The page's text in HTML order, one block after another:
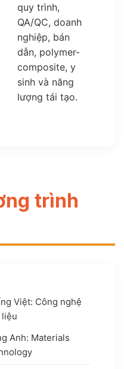
quy trình,
QA/QC, doanh
nghiệp, bán
dẫn, polymer-
composite, y
sinh và năng
lượng tái tạo.
trình
Việt: Công nghệ
liệu
Anh: Materials